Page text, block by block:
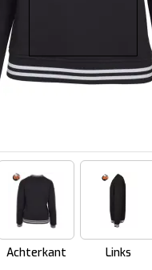
Achterkant Links